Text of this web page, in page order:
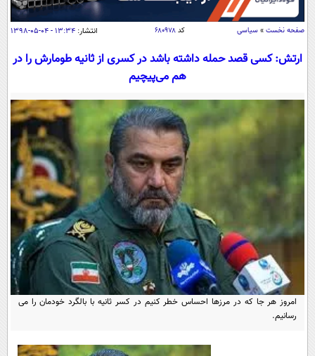
سیاسی
اقتصاد
اقتصادی
خودرو
جامعه
اجتماعی
حوادث
سلامت
یک برش دانایی
محیط زیست
سفر و تفریح
ورزشی
بین الملل
سیاست خارجی
فرهنگ و هنر
علم و دانش
فناوری و It
علمی
اخبار کریپتو
قرآن
گوناگون
سرگرمی
باشگاه مغز
مجله تصویری سلاح
فیلم
اقتصاد
ورزش
سیاست
فناوری
عصر ایران 2
خواندنی ها و دیدنی ها
داستان کوتاه
روانشناسی
آموزش زبان
صفحه نخست » سیاسی کد ۶۸۰۹۷۸ انتشار: ۱۳:۳۴ - ۰۴-۰۵-۱۳۹۸
ارتش: کسی قصد حمله داشته باشد در کسری از ثانیه طومارش را در
هم می‌پیچیم
امروز هر جا که در مرزها احساس خطر کنیم در کسر ثانیه با بالگرد خودمان را می
رسانیم.